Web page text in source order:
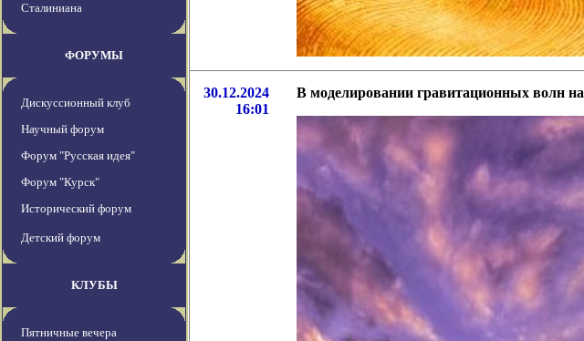
Сталиниана
ФОРУМЫ
Дискуссионный клуб
Научный форум
Форум "Русская идея"
Форум "Курск"
Исторический форум
Детский форум
КЛУБЫ
Пятничные вечера
30.12.2024
16:01
В моделировании гравитационных волн